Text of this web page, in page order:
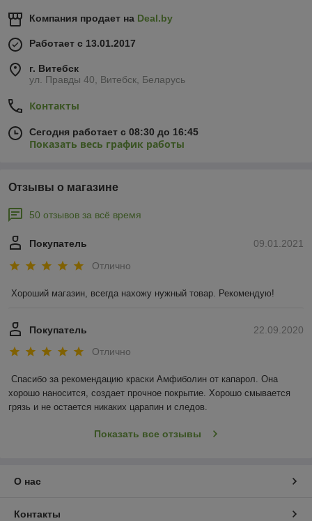
Компания продает на Deal.by
Работает с 13.01.2017
г. Витебск
ул. Правды 40, Витебск, Беларусь
Контакты
Сегодня работает с 08:30 до 16:45
Показать весь график работы
Отзывы о магазине
50 отзывов за всё время
09.01.2021
Покупатель
Отлично
Хороший магазин, всегда нахожу нужный товар. Рекомендую!
22.09.2020
Покупатель
Отлично
Спасибо за рекомендацию краски Амфиболин от капарол. Она
хорошо наносится, создает прочное покрытие. Хорошо смывается
грязь и не остается никаких царапин и следов.
Показать все отзывы
О нас
Контакты